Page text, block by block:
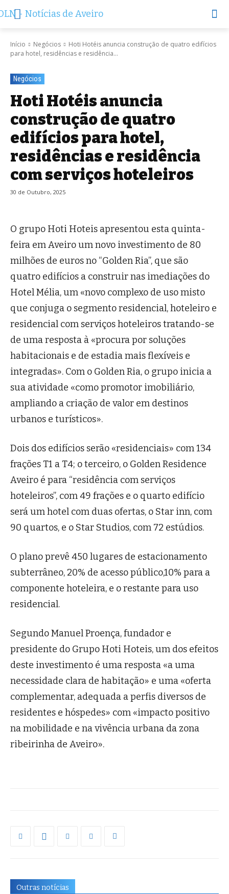
Início Negócios
Hoti Hotéis anuncia construção de quatro edifícios
para hotel, residências e residência...
Negócios
Hoti Hotéis anuncia
construção de quatro
edifícios para hotel,
residências e residência
com serviços hoteleiros
30 de Outubro, 2025
O grupo Hoti Hoteis apresentou esta quinta-
feira em Aveiro um novo investimento de 80
milhões de euros no “Golden Ria”, que são
quatro edifícios a construir nas imediações do
Hotel Mélia, um «novo complexo de uso misto
que conjuga o segmento residencial, hoteleiro e
residencial com serviços hoteleiros tratando-se
de uma resposta à «procura por soluções
habitacionais e de estadia mais flexíveis e
integradas». Com o Golden Ria, o grupo inicia a
sua atividade «como promotor imobiliário,
ampliando a criação de valor em destinos
urbanos e turísticos».
Dois dos edifícios serão «residenciais» com 134
frações T1 a T4; o terceiro, o Golden Residence
Aveiro é para “residência com serviços
hoteleiros”, com 49 frações e o quarto edifício
será um hotel com duas ofertas, o Star inn, com
90 quartos, e o Star Studios, com 72 estúdios.
O plano prevê 450 lugares de estacionamento
subterrâneo, 20% de acesso público,10% para a
componente hoteleira, e o restante para uso
residencial.
Segundo Manuel Proença, fundador e
presidente do Grupo Hoti Hoteis, um dos efeitos
deste investimento é uma resposta «a uma
necessidade clara de habitação» e uma «oferta
complementar, adequada a perfis diversos de
residentes e hóspedes» com «impacto positivo
na mobilidade e na vivência urbana da zona
ribeirinha de Aveiro».
Outras notícias